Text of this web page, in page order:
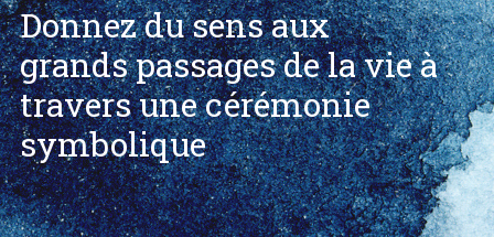
Donnez du sensaux
grandspassagesde la vie à
travers une cérémonie
symbolique